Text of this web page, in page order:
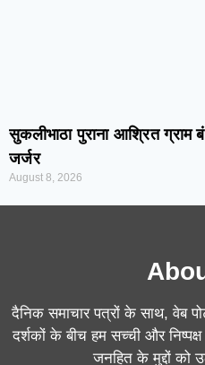
सुकलीभाठा पुराना आश्रित ग्राम
जर्जर
August 8, 2026
दैनिक समाचार पत्रों के साथ, वेब
दर्शकों के बीच हम सच्ची और
जनहित के मुद्दों को